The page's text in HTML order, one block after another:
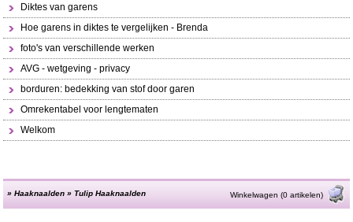
Diktes van garens
Hoe garens in diktes te vergelijken - Brenda
foto's van verschillende werken
AVG - wetgeving - privacy
borduren: bedekking van stof door garen
Omrekentabel voor lengtematen
Welkom
»Haaknaalden »Tulip Haaknaalden Winkelwagen (0 artikelen)